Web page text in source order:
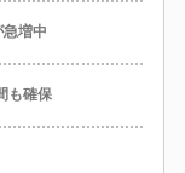
急増中
も確保